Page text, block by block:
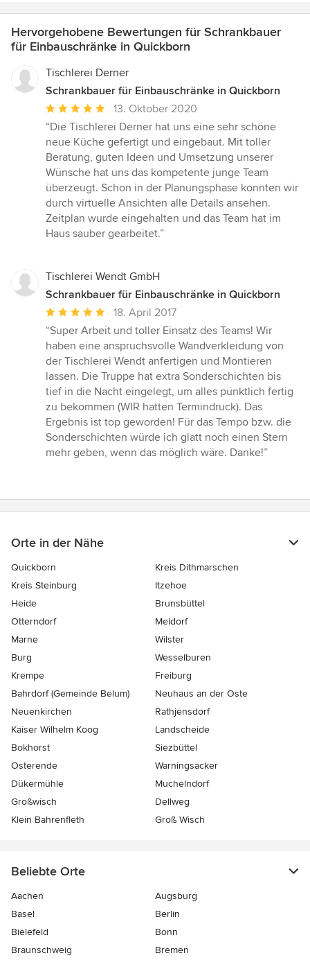
Hervorgehobene Bewertungen für Schrankbauer
für Einbauschränke in Quickborn
Tischlerei Derner
Schrankbauer für Einbauschränke in Quickborn
Durchschnittliche
Bewertung:
5
von
5
Sternen
13. Oktober 2020
“Die Tischlerei Derner hat uns eine sehr schöne
neue Küche gefertigt und eingebaut. Mit toller
Beratung, guten Ideen und Umsetzung unserer
Wünsche hat uns das kompetente junge Team
überzeugt. Schon in der Planungsphase konnten wir
durch virtuelle Ansichten alle Details ansehen.
Zeitplan wurde eingehalten und das Team hat im
Haus sauber gearbeitet.”
Tischlerei Wendt GmbH
Schrankbauer für Einbauschränke in Quickborn
Durchschnittliche
Bewertung:
5
von
5
Sternen
18. April 2017
“Super Arbeit und toller Einsatz des Teams! Wir
haben eine anspruchsvolle Wandverkleidung von
der Tischlerei Wendt anfertigen und Montieren
lassen. Die Truppe hat extra Sonderschichten bis
tief in die Nacht eingelegt, um alles pünktlich fertig
zu bekommen (WIR hatten Termindruck). Das
Ergebnis ist top geworden! Für das Tempo bzw. die
Sonderschichten würde ich glatt noch einen Stern
mehr geben, wenn das möglich wäre. Danke!”
Orte in der Nähe
Quickborn
Kreis Dithmarschen
Kreis Steinburg
Itzehoe
Heide
Brunsbüttel
Otterndorf
Meldorf
Marne
Wilster
Burg
Wesselburen
Krempe
Freiburg
Bahrdorf (Gemeinde Belum)
Neuhaus an der Oste
Neuenkirchen
Rathjensdorf
Kaiser Wilhelm Koog
Landscheide
Bokhorst
Siezbüttel
Osterende
Warningsacker
Dükermühle
Muchelndorf
Großwisch
Dellweg
Klein Bahrenfleth
Groß Wisch
Beliebte Orte
Aachen
Augsburg
Basel
Berlin
Bielefeld
Bonn
Braunschweig
Bremen